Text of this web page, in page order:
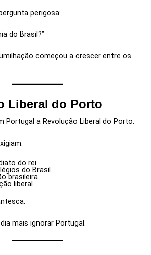
perigosa:
do Brasil?”
começou a crescer entre os
Liberal do Porto
Portugal a Revolução Liberal do Porto.
do rei
do Brasil
brasileira
liberal
mais ignorar Portugal.